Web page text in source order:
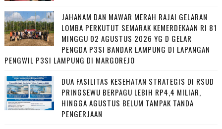
JAHANAM DAN MAWAR MERAH RAJAI GELARAN
LOMBA PERKUTUT SEMARAK KEMERDEKAAN RI 81
MINGGU 02 AGUSTUS 2026 YG D GELAR
PENGDA P3SI BANDAR LAMPUNG DI LAPANGAN
PENGWIL P3SI LAMPUNG DI MARGOREJO
DUA FASILITAS KESEHATAN STRATEGIS DI RSUD
PRINGSEWU BERPAGU LEBIH RP4,4 MILIAR,
HINGGA AGUSTUS BELUM TAMPAK TANDA
PENGERJAAN